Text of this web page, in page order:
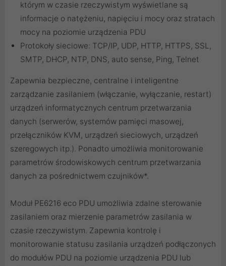
którym w czasie rzeczywistym wyświetlane są
informacje o natężeniu, napięciu i mocy oraz stratach
mocy na poziomie urządzenia PDU
Protokoły sieciowe: TCP/IP, UDP, HTTP, HTTPS, SSL,
SMTP, DHCP, NTP, DNS, auto sense, Ping, Telnet
Zapewnia bezpieczne, centralne i inteligentne
zarządzanie zasilaniem (włączanie, wyłączanie, restart)
urządzeń informatycznych centrum przetwarzania
danych (serwerów, systemów pamięci masowej,
przełączników KVM, urządzeń sieciowych, urządzeń
szeregowych itp.). Ponadto umożliwia monitorowanie
parametrów środowiskowych centrum przetwarzania
danych za pośrednictwem czujników*.
Moduł PE6216 eco PDU umożliwia zdalne sterowanie
zasilaniem oraz mierzenie parametrów zasilania w
czasie rzeczywistym. Zapewnia kontrolę i
monitorowanie statusu zasilania urządzeń podłączonych
do modułów PDU na poziomie urządzenia PDU lub